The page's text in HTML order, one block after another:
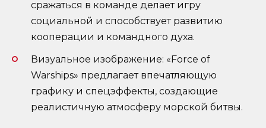
сражаться в команде делает игру
социальной и способствует развитию
кооперации и командного духа.
Визуальное изображение: «Force of
Warships» предлагает впечатляющую
графику и спецэффекты, создающие
реалистичную атмосферу морской битвы.